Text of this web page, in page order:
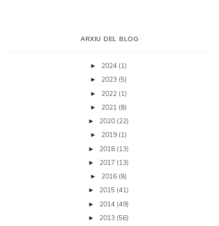
ARXIU DEL BLOG
► 2024 (1)
► 2023 (5)
► 2022 (1)
► 2021 (8)
► 2020 (22)
► 2019 (1)
► 2018 (13)
► 2017 (13)
► 2016 (8)
► 2015 (41)
► 2014 (49)
► 2013 (56)